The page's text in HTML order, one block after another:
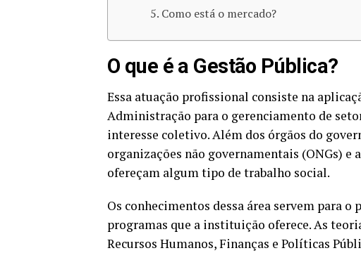
Como está o mercado?
O que é a Gestão Pública?
Essa atuação profissional consiste na
Administração para o gerenciamento de
interesse coletivo. Além dos órgãos do
organizações não governamentais (ONGs)
ofereçam algum tipo de trabalho social.
Os conhecimentos dessa área servem para
programas que a instituição oferece. As
Recursos Humanos, Finanças e Políticas